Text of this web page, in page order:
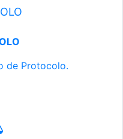
de Protocolo.